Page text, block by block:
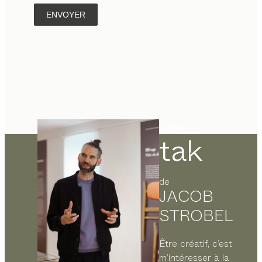
ENVOYER
tak
de
JACOB
STROBEL
Être créatif, c’est
m’intéresser à la